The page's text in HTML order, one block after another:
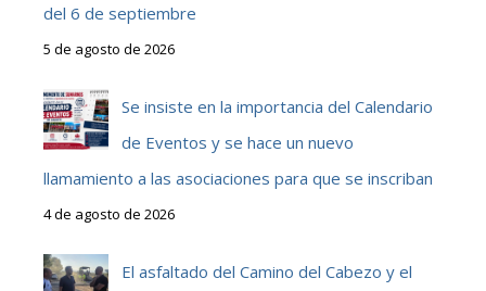
del 6 de septiembre
5 de agosto de 2026
Se insiste en la importancia del Calendario
de Eventos y se hace un nuevo
llamamiento a las asociaciones para que se inscriban
4 de agosto de 2026
El asfaltado del Camino del Cabezo y el